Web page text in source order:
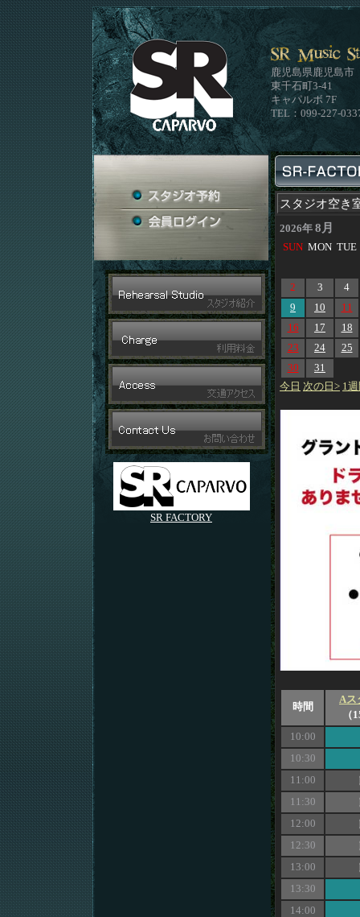
SR FACTORY
鹿児島県鹿児島市
東千石町3-41
キャパルボ 7F
TEL：099-227-
スタジオ空き
2026年 8月
SUN MON TUE
2 3
4
9
10
11
16
17
18
23
24
25
30
31
今日 次の日> 1
時間
Aス
（
10:00
10:30
11:00
11:30
12:00
12:30
13:00
13:30
14:00